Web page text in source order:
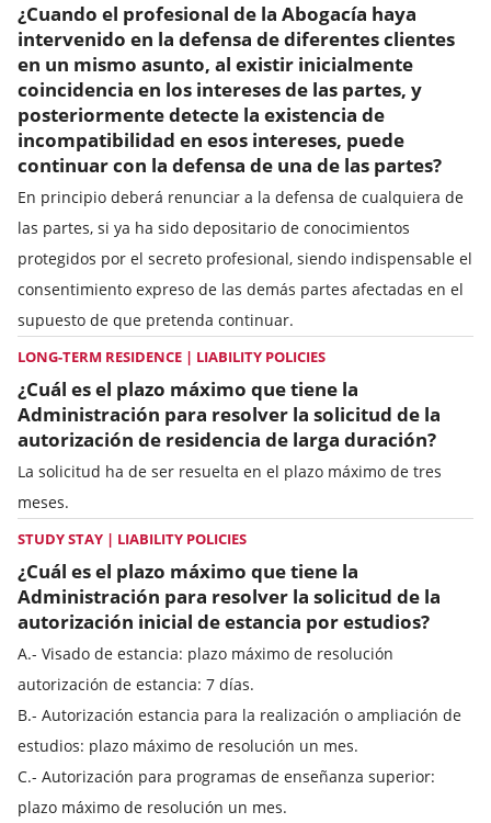
¿Cuando el profesional de la Abogacía haya
intervenido en la defensa de diferentes clientes
en un mismo asunto, al existir inicialmente
coincidencia en los intereses de las partes, y
posteriormente detecte la existencia de
incompatibilidad en esos intereses, puede
continuar con la defensa de una de las partes?
En principio deberá renunciar a la defensa de cualquiera de
las partes, si ya ha sido depositario de conocimientos
protegidos por el secreto profesional, siendo indispensable el
consentimiento expreso de las demás partes afectadas en el
supuesto de que pretenda continuar.
LONG-TERM RESIDENCE | LIABILITY POLICIES
¿Cuál es el plazo máximo que tiene la
Administración para resolver la solicitud de la
autorización de residencia de larga duración?
La solicitud ha de ser resuelta en el plazo máximo de tres
meses.
STUDY STAY | LIABILITY POLICIES
¿Cuál es el plazo máximo que tiene la
Administración para resolver la solicitud de la
autorización inicial de estancia por estudios?
A.- Visado de estancia: plazo máximo de resolución
autorización de estancia: 7 días.
B.- Autorización estancia para la realización o ampliación de
estudios: plazo máximo de resolución un mes.
C.- Autorización para programas de enseñanza superior:
plazo máximo de resolución un mes.